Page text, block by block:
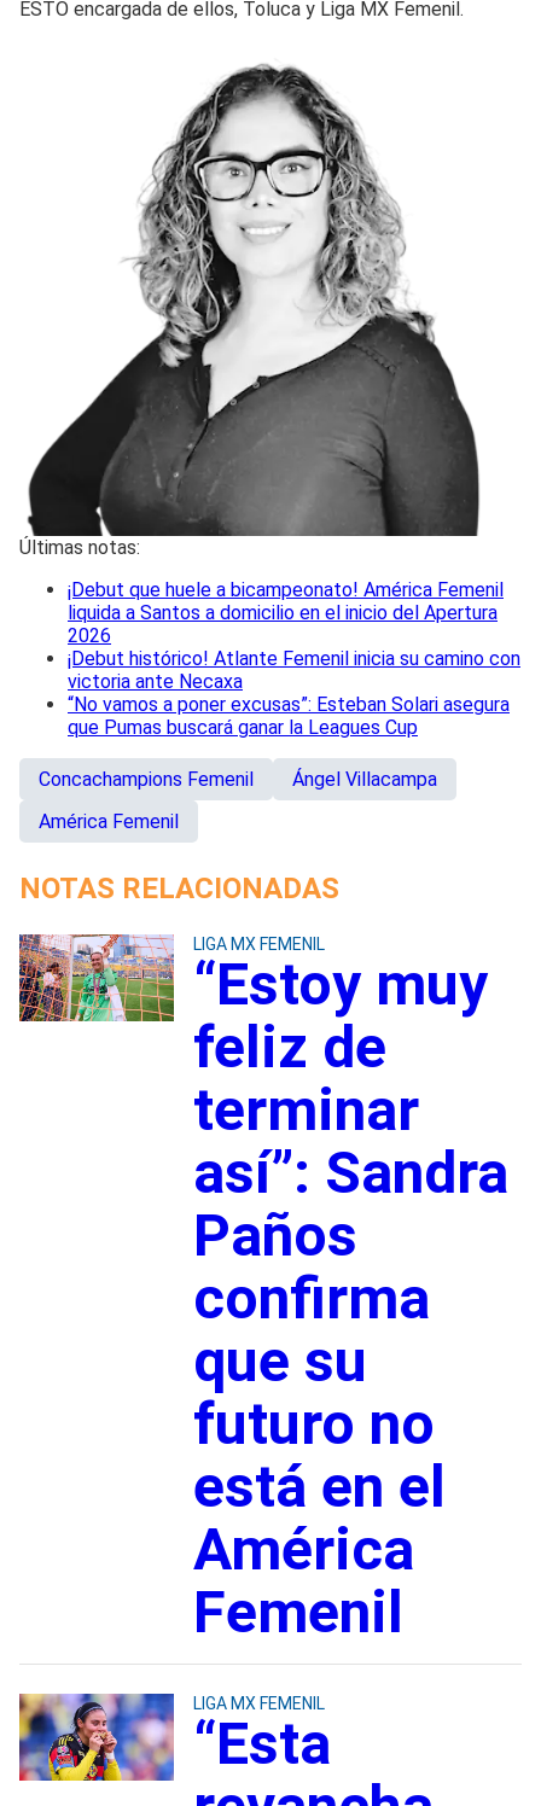
ESTO encargada de ellos, Toluca y Liga MX Femenil.
Últimas notas:
¡Debut que huele a bicampeonato! América Femenil
liquida a Santos a domicilio en el inicio del Apertura
2026
¡Debut histórico! Atlante Femenil inicia su camino con
victoria ante Necaxa
“No vamos a poner excusas”: Esteban Solari asegura
que Pumas buscará ganar la Leagues Cup
Concachampions Femenil
Ángel Villacampa
América Femenil
NOTAS RELACIONADAS
LIGA MX FEMENIL
“Estoy muy
feliz de
terminar
así”: Sandra
Paños
confirma
que su
futuro no
está en el
América
Femenil
LIGA MX FEMENIL
“Esta